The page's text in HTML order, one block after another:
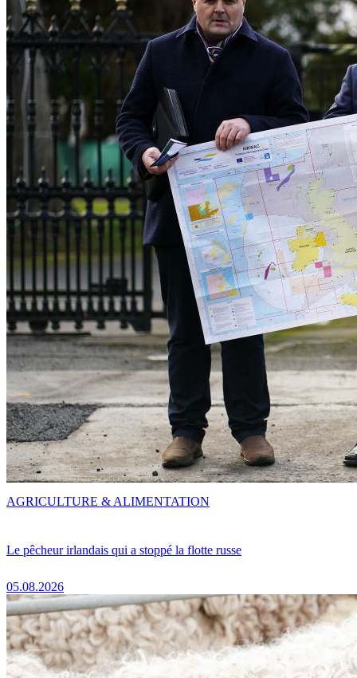
Le pêcheur irlandais qui a stoppé la flotte russe
05.08.2026
AGRICULTURE & ALIMENTATION